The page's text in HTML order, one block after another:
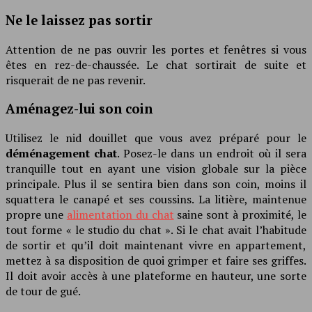
Ne le laissez pas sortir
Attention de ne pas ouvrir les portes et fenêtres si vous
êtes en rez-de-chaussée. Le chat sortirait de suite et
risquerait de ne pas revenir.
Aménagez-lui son coin
Utilisez le nid douillet que vous avez préparé pour le
déménagement chat. Posez-le dans un endroit où il sera
tranquille tout en ayant une vision globale sur la pièce
principale. Plus il se sentira bien dans son coin, moins il
squattera le canapé et ses coussins. La litière, maintenue
propre une alimentation du chat saine sont à proximité, le
tout forme « le studio du chat ». Si le chat avait l’habitude
de sortir et qu’il doit maintenant vivre en appartement,
mettez à sa disposition de quoi grimper et faire ses griffes.
Il doit avoir accès à une plateforme en hauteur, une sorte
de tour de gué.